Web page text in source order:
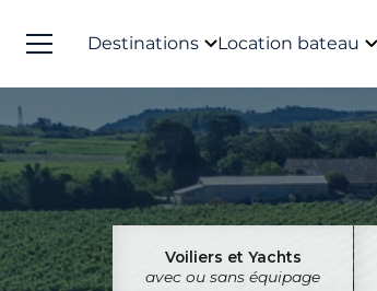
Destinations Location bateau
Voiliers et Yachts
avec ou sans équipage